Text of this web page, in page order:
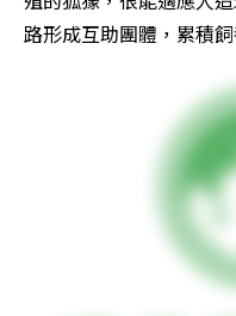
路形成互助團體，累積